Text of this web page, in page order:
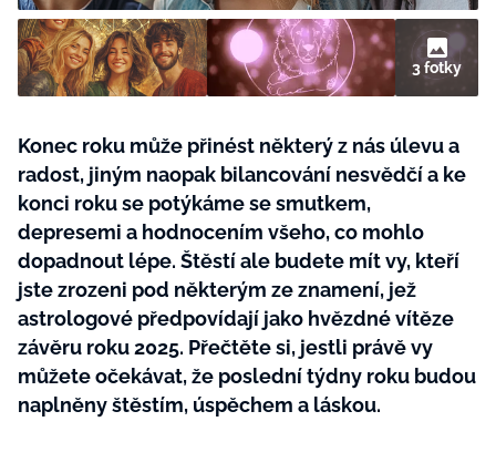
3 fotky
Konec roku může přinést některý z nás úlevu a
radost, jiným naopak bilancování nesvědčí a ke
konci roku se potýkáme se smutkem,
depresemi a hodnocením všeho, co mohlo
dopadnout lépe. Štěstí ale budete mít vy, kteří
jste zrozeni pod některým ze znamení, jež
astrologové předpovídají jako hvězdné vítěze
závěru roku 2025. Přečtěte si, jestli právě vy
můžete očekávat, že poslední týdny roku budou
naplněny štěstím, úspěchem a láskou.